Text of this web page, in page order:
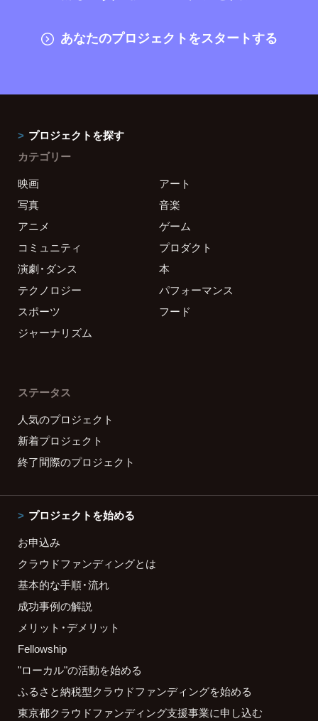
あなたのプロジェクトをスタートする
プロジェクトを探す
カテゴリー
映画
アート
写真
音楽
アニメ
ゲーム
コミュニティ
プロダクト
演劇・ダンス
本
テクノロジー
パフォーマンス
スポーツ
フード
ジャーナリズム
ステータス
人気のプロジェクト
新着プロジェクト
終了間際のプロジェクト
プロジェクトを始める
お申込み
クラウドファンディングとは
基本的な手順・流れ
成功事例の解説
メリット・デメリット
Fellowship
"ローカル"の活動を始める
ふるさと納税型クラウドファンディングを始める
東京都クラウドファンディング支援事業に申し込む